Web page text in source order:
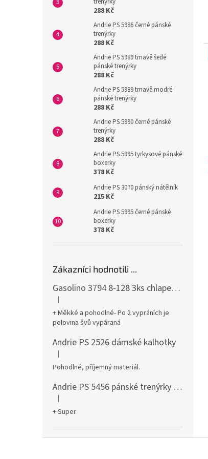
288 Kč
Andrie PS 5986 černé pánské
trenýrky
288 Kč
Andrie PS 5989 tmavě šedé
pánské trenýrky
288 Kč
Andrie PS 5989 tmavě modré
pánské trenýrky
288 Kč
Andrie PS 5990 černé pánské
trenýrky
288 Kč
Andrie PS 5995 tyrkysové pánské
boxerky
378 Kč
Andrie PS 3070 pánský nátělník
215 Kč
Andrie PS 5995 černé pánské
boxerky
378 Kč
Zákazníci hodnotili ...
Gasolino 3794 8-128 3ks chlapecké boxerky
Hodnocení produktu je 3 z 5 hvězdiček.
|
+ Měkké a pohodlné- Po 2 vypráních je
polovina švů vypáraná
Andrie PS 2526 dámské kalhotky
Hodnocení produktu je 5 z 5 hvězdiček.
|
Pohodlné, příjemný materiál.
Andrie PS 5456 pánské trenýrky černé
Hodnocení produktu je 5 z 5 hvězdiček.
|
+ Super